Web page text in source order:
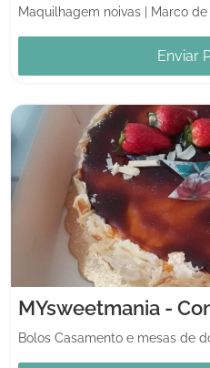
Maquilhagem noivas Marco
Enviar
Bolos Casamento e mesas de